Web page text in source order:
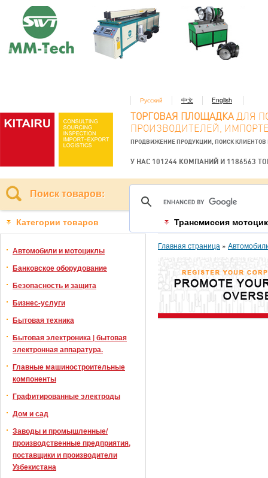
Русский 中文 English
ТОРГОВАЯ ПЛОЩАДКА ДЛЯ
ПРОИЗВОДИТЕЛЕЙ,
ПРОДВИЖЕНИЕ ПРОДУКЦИИ, ПОИСК КЛИЕНТОВ
У НАС 101244 КОМПАНИЙ И 1186563
Поиск товаров:
Категории товаров
Автомобили и мотоциклы
Банковское оборудование
Безопасность и защита
Бизнес-услуги
Бытовая техника
Бытовая электроника | бытовая
электронная аппаратура.
Главные машиностроительные
компоненты
Графитированные электроды
Дом и сад
Заводы и промышленные/
производственные предприятия,
поставщики и производители
Узбекистана
Трансмиссия
Главная страница »